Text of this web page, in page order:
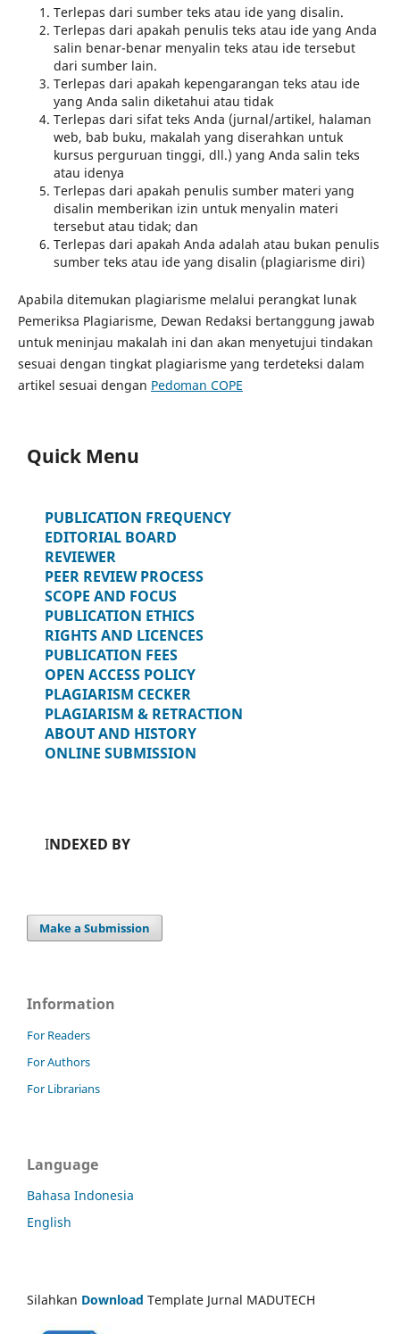
Terlepas dari sumber teks atau ide yang disalin.
Terlepas dari apakah penulis teks atau ide yang Anda
salin benar-benar menyalin teks atau ide tersebut
dari sumber lain.
Terlepas dari apakah kepengarangan teks atau ide
yang Anda salin diketahui atau tidak
Terlepas dari sifat teks Anda (jurnal/artikel, halaman
web, bab buku, makalah yang diserahkan untuk
kursus perguruan tinggi, dll.) yang Anda salin teks
atau idenya
Terlepas dari apakah penulis sumber materi yang
disalin memberikan izin untuk menyalin materi
tersebut atau tidak; dan
Terlepas dari apakah Anda adalah atau bukan penulis
sumber teks atau ide yang disalin (plagiarisme diri)
Apabila ditemukan plagiarisme melalui perangkat lunak
Pemeriksa Plagiarisme, Dewan Redaksi bertanggung jawab
untuk meninjau makalah ini dan akan menyetujui tindakan
sesuai dengan tingkat plagiarisme yang terdeteksi dalam
artikel sesuai dengan Pedoman COPE
Quick Menu
PUBLICATION FREQUENCY
EDITORIAL BOARD
REVIEWER
PEER REVIEW PROCESS
SCOPE AND FOCUS
PUBLICATION ETHICS
RIGHTS AND LICENCES
PUBLICATION FEES
OPEN ACCESS POLICY
PLAGIARISM CECKER
PLAGIARISM & RETRACTION
ABOUT AND HISTORY
ONLINE SUBMISSION
INDEXED BY
Make a Submission
Information
For Readers
For Authors
For Librarians
Language
Bahasa Indonesia
English
Silahkan Download Template Jurnal MADUTECH